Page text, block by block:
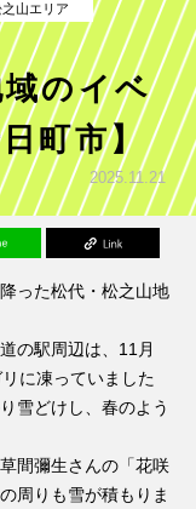
之山エリア
のイベ
町市】
2025.11.21
った松代・松之山地
の駅周辺は、11月
に凍っていました
雪どけし、春のよう
間彌生さんの「花咲
周りも雪が積もりま